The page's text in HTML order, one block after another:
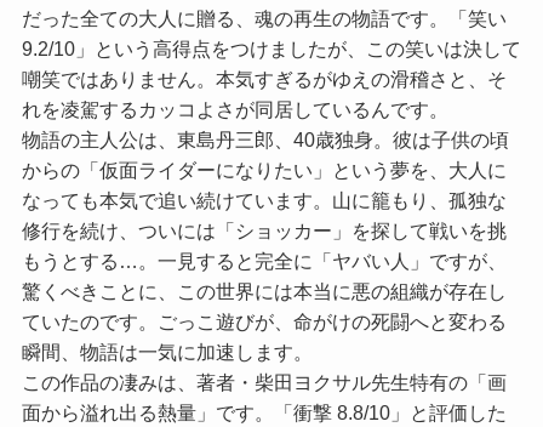
だった全ての大人に贈る、魂の再生の物語です。
「笑い
9.2/10」
という高得点をつけましたが、この笑いは決して
嘲笑ではありません。本気すぎるがゆえの滑稽さと、そ
れを凌駕するカッコよさが同居しているんです。
物語の主人公は、東島丹三郎、40歳独身。彼は子供の頃
からの「仮面ライダーになりたい」という夢を、大人に
なっても本気で追い続けています。山に籠もり、孤独な
修行を続け、ついには「ショッカー」を探して戦いを挑
もうとする…。一見すると完全に「ヤバい人」ですが、
驚くべきことに、この世界には本当に悪の組織が存在し
ていたのです。ごっこ遊びが、命がけの死闘へと変わる
瞬間、物語は一気に加速します。
この作品の凄みは、著者・柴田ヨクサル先生特有の「画
面から溢れ出る熱量」です。
「衝撃 8.8/10」
と評価した